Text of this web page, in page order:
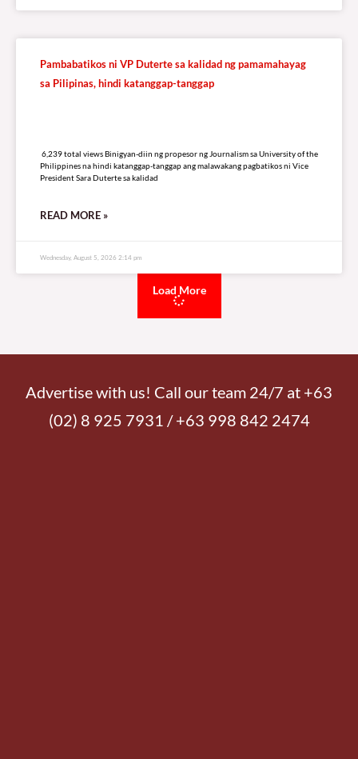
Pambabatikos ni VP Duterte sa kalidad ng pamamahayag
sa Pilipinas, hindi katanggap-tanggap
6,239 total views Binigyan-diin ng propesor ng Journalism sa University of the
Philippines na hindi katanggap-tanggap ang malawakang pagbatikos ni Vice
President Sara Duterte sa kalidad
READ MORE »
Wednesday, August 5, 2026 2:14 pm
Load More
Advertise with us! Call our team 24/7 at +63
(02) 8 925 7931 / +63 998 842 2474